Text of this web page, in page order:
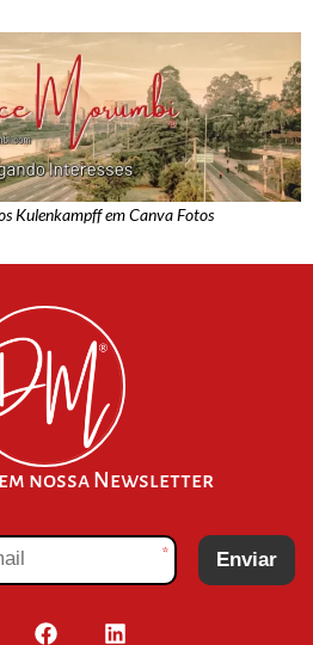
Kulenkampff em Canva Fotos
nossa Newsletter
* Enviar